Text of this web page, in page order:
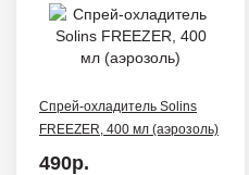
Спрей-охладитель Solins
FREEZER, 400 мл (аэрозоль)
490р.